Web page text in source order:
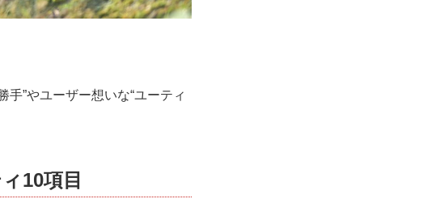
手”やユーザー想いな“ユーティ
10項目